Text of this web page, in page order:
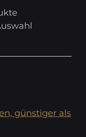
günstiger als